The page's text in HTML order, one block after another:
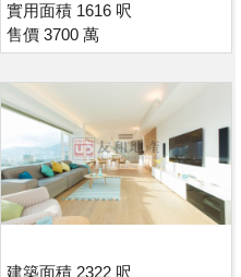
實用面積 1616 呎
售價 3700 萬
建築面積 2322 呎